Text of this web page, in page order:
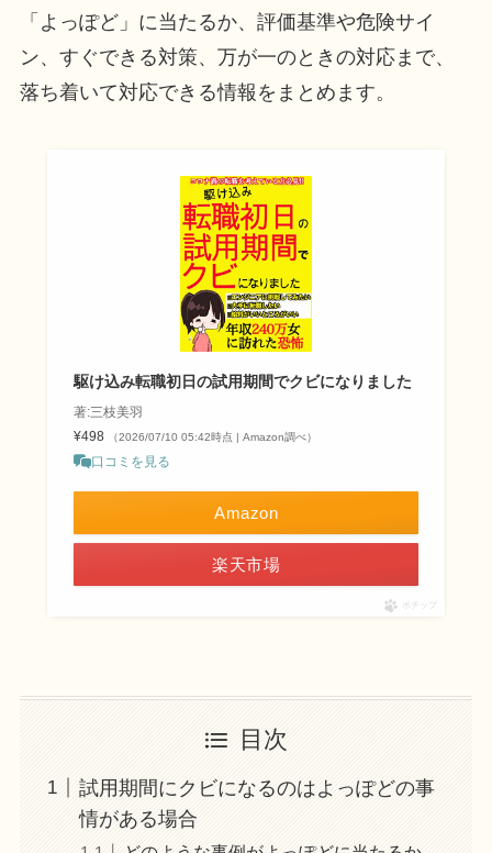
「よっぽど」に当たるか、評価基準や危険サイ
ン、すぐできる対策、万が一のときの対応まで、
落ち着いて対応できる情報をまとめます。
駆け込み転職初日の試用期間でクビになりました
著:三枝美羽
¥498
（2026/07/10 05:42時点 | Amazon調べ）
口コミを見る
Amazon
楽天市場
ポチップ
目次
試用期間にクビになるのはよっぽどの事
情がある場合